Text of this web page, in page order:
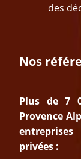
des
Nos
Plus de 7
Provence
privées :